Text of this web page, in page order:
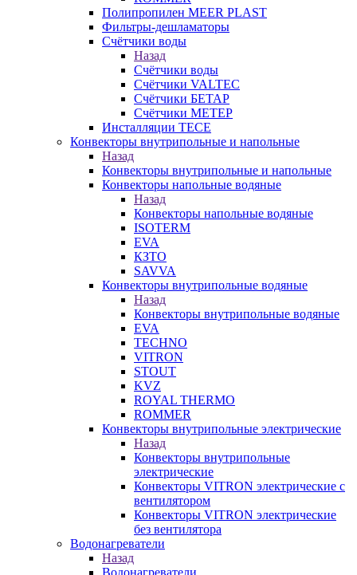
Полипропилен MEER PLAST
Фильтры-дешламаторы
Счётчики воды
Назад
Счётчики воды
Счётчики VALTEC
Счётчики БЕТАР
Счётчики МЕТЕР
Инсталляции TECE
Конвекторы внутрипольные и напольные
Назад
Конвекторы внутрипольные и напольные
Конвекторы напольные водяные
Назад
Конвекторы напольные водяные
ISOTERM
EVA
КЗТО
SAVVA
Конвекторы внутрипольные водяные
Назад
Конвекторы внутрипольные водяные
EVA
TECHNO
VITRON
STOUT
KVZ
ROYAL THERMO
ROMMER
Конвекторы внутрипольные электрические
Назад
Конвекторы внутрипольные
электрические
Конвекторы VITRON электрические с
вентилятором
Конвекторы VITRON электрические
без вентилятора
Водонагреватели
Назад
Водонагреватели